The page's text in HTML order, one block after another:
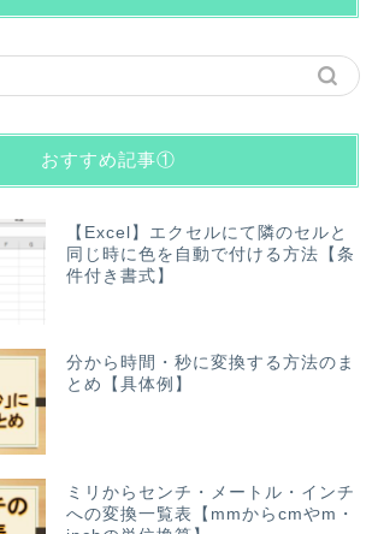
おすすめ記事①
【Excel】エクセルにて隣のセルと
同じ時に色を自動で付ける方法【条
件付き書式】
分から時間・秒に変換する方法のま
とめ【具体例】
ミリからセンチ・メートル・インチ
への変換一覧表【mmからcmやm・